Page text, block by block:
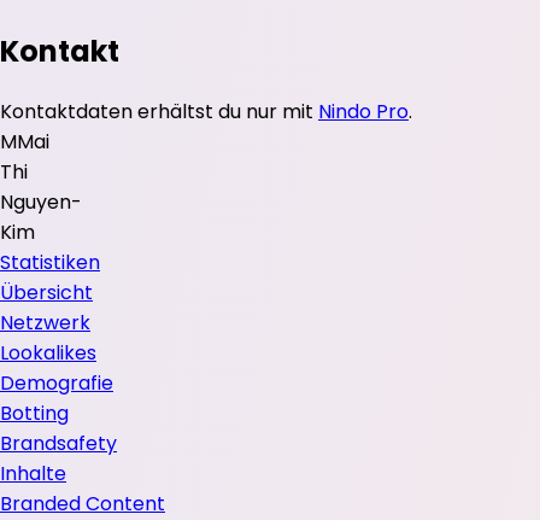
Kontakt
Kontaktdaten erhältst du nur mit Nindo Pro.
MMai
Thi
Nguyen-
Kim
Statistiken
Übersicht
Netzwerk
Lookalikes
Demografie
Botting
Brandsafety
Inhalte
Branded Content